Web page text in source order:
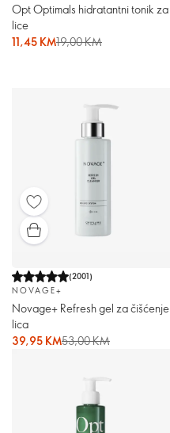
Opt Optimals hidratantni tonik za
lice
11,45 KM19,00 KM
(2001)
NOVAGE+
Novage+ Refresh gel za čišćenje
lica
39,95 KM53,00 KM